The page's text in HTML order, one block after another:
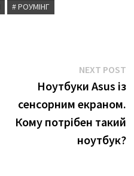
# РОУМІНГ
NEXT POST
Ноутбуки Asus із
сенсорним екраном.
Кому потрібен такий
ноутбук?